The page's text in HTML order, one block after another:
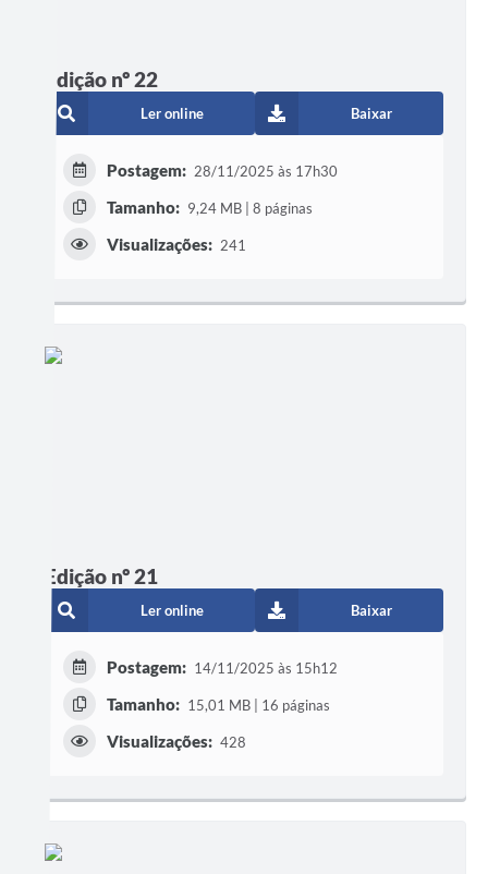
Edição nº 22
Ler online Baixar
Postagem: 28/11/2025 às 17h30
Tamanho: 9,24 MB | 8 páginas
Visualizações: 241
Edição nº 21
Ler online Baixar
Postagem: 14/11/2025 às 15h12
Tamanho: 15,01 MB | 16 páginas
Visualizações: 428